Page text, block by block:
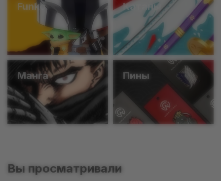
Funko Катаны
Манга Пины
Вы просматривали